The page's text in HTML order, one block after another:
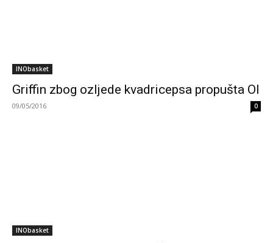
INObasket
Griffin zbog ozljede kvadricepsa propušta OI
09/05/2016 0
INObasket